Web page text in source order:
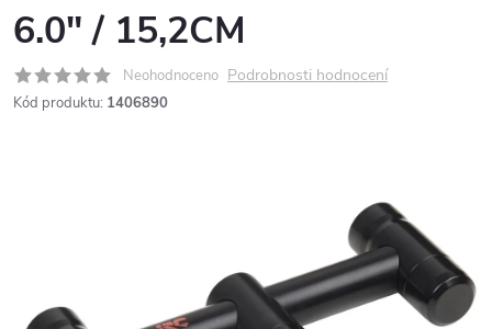
6.0" / 15,2CM
Neohodnoceno Podrobnosti hodnocení
Kód produktu: 1406890